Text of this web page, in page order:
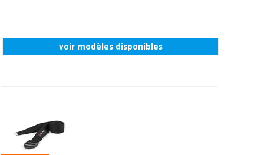
voir modèles disponibles